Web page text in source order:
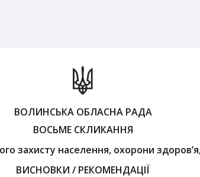
ВОЛИНСЬКА ОБЛАСНА РАДА
ВОСЬМЕ СКЛИКАННЯ
захисту населення, охорони
ВИСНОВКИ / РЕКОМЕНДАЦІЇ